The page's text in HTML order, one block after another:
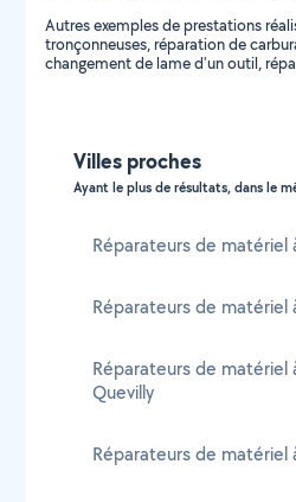
Autres exemples de prestations
tronçonneuses, réparation de
changement de lame d'un outil,
Villes proches
Ayant le plus de résultats, dans le
Réparateurs de matériel
Réparateurs de matériel
Réparateurs de matériel
Quevilly
Réparateurs de matériel